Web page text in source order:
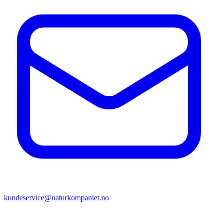
kundeservice@naturkompaniet.no